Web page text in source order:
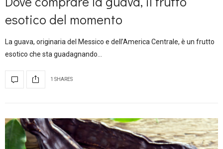
esotico del momento
La guava, originaria del Messico e dell’America Centrale, è un frutto
esotico che sta guadagnando…
1 SHARES